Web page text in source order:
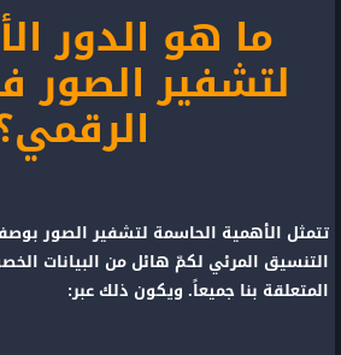
ما هو الدور
لتشفير الصور
تتمثل الأهمية الحاسمة لتشفير الصور
التنسيق المرئي لكمّ هائل من البيانات
المتعلقة بنا جميعاً. ويكون ذلك عبر: